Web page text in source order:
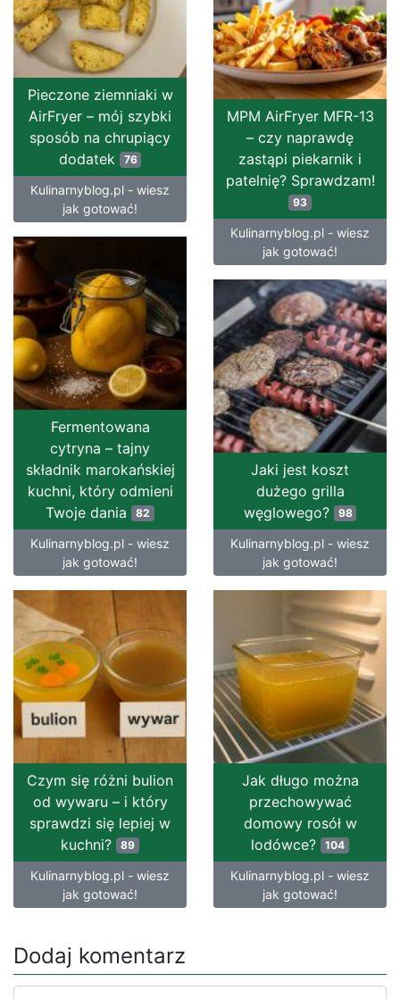
Pieczone ziemniaki w
AirFryer – mój szybki
sposób na chrupiący
dodatek
76
Kulinarnyblog.pl - wiesz
jak gotować!
MPM AirFryer MFR-13
– czy naprawdę
zastąpi piekarnik i
patelnię? Sprawdzam!
93
Kulinarnyblog.pl - wiesz
jak gotować!
Fermentowana
cytryna – tajny
składnik marokańskiej
kuchni, który odmieni
Twoje dania 82
Kulinarnyblog.pl - wiesz
jak gotować!
Jaki jest koszt
dużego grilla
węglowego?
98
Kulinarnyblog.pl - wiesz
jak gotować!
Czym się różni bulion
od wywaru – i który
sprawdzi się lepiej w
kuchni? 89
Kulinarnyblog.pl - wiesz
jak gotować!
Jak długo można
przechowywać
domowy rosół w
lodówce? 104
Kulinarnyblog.pl - wiesz
jak gotować!
Dodaj komentarz